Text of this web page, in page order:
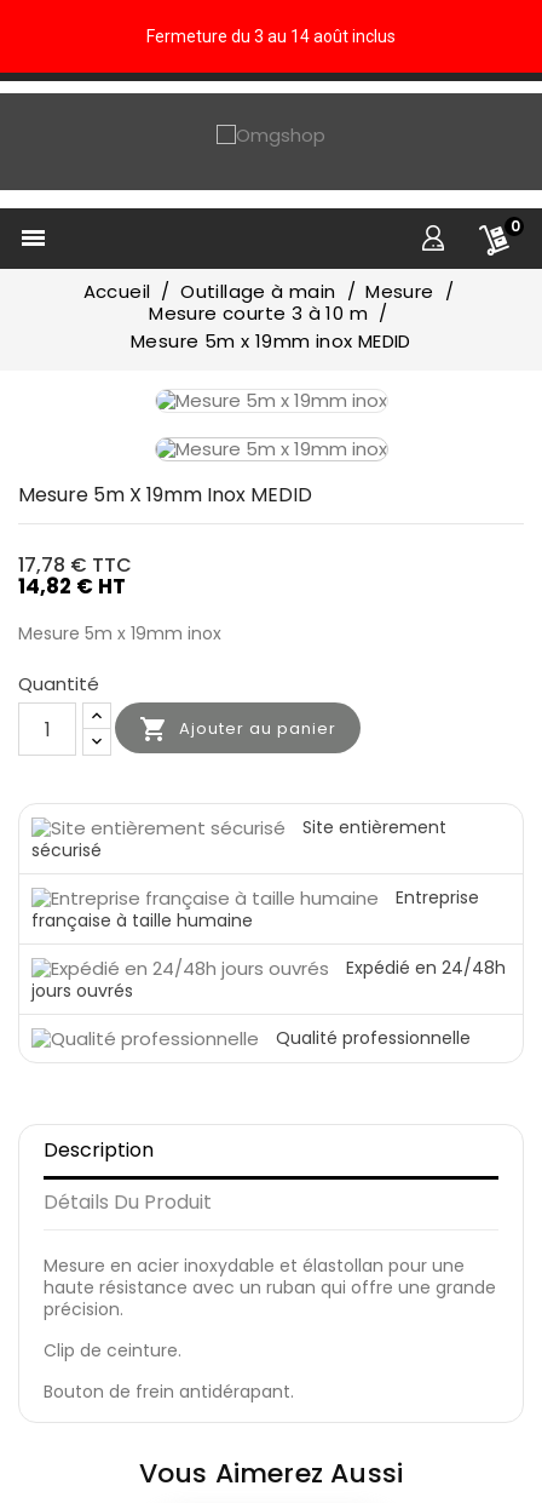
Fermeture du 3 au 14 août inclus
 0
Accueil Outillage à main
Mesure
Mesure courte 3 à 10 m
Mesure 5m x 19mm inox MEDID
Mesure 5m X 19mm Inox MEDID
17,78 € TTC
14,82 € HT
Mesure 5m x 19mm inox
Quantité
 Ajouter au panier
Site entièrement
sécurisé
Entreprise
française à taille humaine
Expédié en 24/48h
jours ouvrés
Qualité professionnelle
Description
Détails Du Produit
Mesure en acier inoxydable et élastollan pour une
haute résistance avec un ruban qui offre une grande
précision.
Clip de ceinture.
Bouton de frein antidérapant.
Vous Aimerez Aussi